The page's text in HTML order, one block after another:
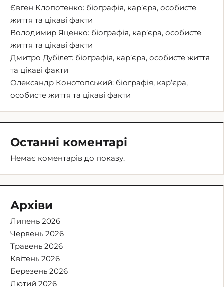
Євген Клопотенко: біографія, кар’єра, особисте
життя та цікаві факти
Володимир Яценко: біографія, кар’єра, особисте
життя та цікаві факти
Дмитро Дубілет: біографія, кар’єра, особисте життя
та цікаві факти
Олександр Конотопський: біографія, кар’єра,
особисте життя та цікаві факти
Останні коментарі
Немає коментарів до показу.
Архіви
Липень 2026
Червень 2026
Травень 2026
Квітень 2026
Березень 2026
Лютий 2026